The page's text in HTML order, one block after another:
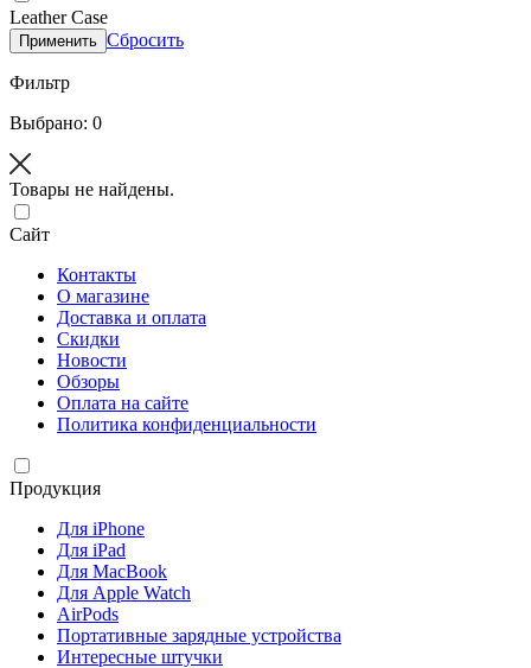
Leather Case
Применить Сбросить
Фильтр
Выбрано: 0
Товары не найдены.
Сайт
Контакты
О магазине
Доставка и оплата
Скидки
Новости
Обзоры
Оплата на сайте
Политика конфиденциальности
Продукция
Для iPhone
Для iPad
Для MacBook
Для Apple Watch
AirPods
Портативные зарядные устройства
Интересные штучки